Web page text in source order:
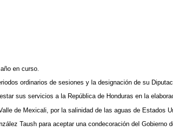
en curso.
ordinarios de sesiones y la designación de su
sus servicios a la República de Honduras en la
de Mexicali, por la salinidad de las aguas de Estados
Taush para aceptar una condecoración del Gobierno